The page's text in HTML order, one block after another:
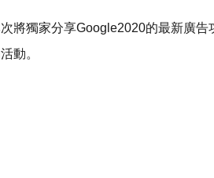
將獨家分享Google2020的最新廣告
動。